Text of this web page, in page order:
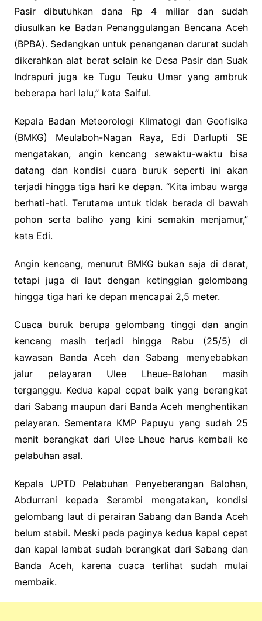
Pasir dibutuhkan dana Rp 4 miliar dan sudah
diusulkan ke Badan Penanggulangan Bencana Aceh
(BPBA). Sedangkan untuk penanganan darurat sudah
dikerahkan alat berat selain ke Desa Pasir dan Suak
Indrapuri juga ke Tugu Teuku Umar yang ambruk
beberapa hari lalu,” kata Saiful.
Kepala Badan Meteorologi Klimatogi dan Geofisika
(BMKG) Meulaboh-Nagan Raya, Edi Darlupti SE
mengatakan, angin kencang sewaktu-waktu bisa
datang dan kondisi cuara buruk seperti ini akan
terjadi hingga tiga hari ke depan. “Kita imbau warga
berhati-hati. Terutama untuk tidak berada di bawah
pohon serta baliho yang kini semakin menjamur,”
kata Edi.
Angin kencang, menurut BMKG bukan saja di darat,
tetapi juga di laut dengan ketinggian gelombang
hingga tiga hari ke depan mencapai 2,5 meter.
Cuaca buruk berupa gelombang tinggi dan angin
kencang masih terjadi hingga Rabu (25/5) di
kawasan Banda Aceh dan Sabang menyebabkan
jalur pelayaran Ulee Lheue-Balohan masih
terganggu. Kedua kapal cepat baik yang berangkat
dari Sabang maupun dari Banda Aceh menghentikan
pelayaran. Sementara KMP Papuyu yang sudah 25
menit berangkat dari Ulee Lheue harus kembali ke
pelabuhan asal.
Kepala UPTD Pelabuhan Penyeberangan Balohan,
Abdurrani kepada Serambi mengatakan, kondisi
gelombang laut di perairan Sabang dan Banda Aceh
belum stabil. Meski pada paginya kedua kapal cepat
dan kapal lambat sudah berangkat dari Sabang dan
Banda Aceh, karena cuaca terlihat sudah mulai
membaik.